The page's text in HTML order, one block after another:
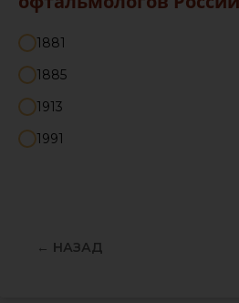
1881
1885
1913
1991
← НАЗАД